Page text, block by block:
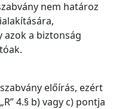
nem határoz
azok a biztonság
előírás, ezért
4.§ b) vagy c) pontja